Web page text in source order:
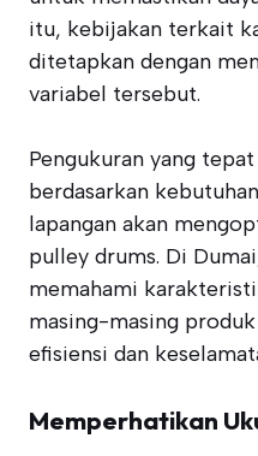
itu, kebijakan terkait
ditetapkan dengan
variabel tersebut.
Pengukuran yang
berdasarkan
lapangan akan
pulley drums. Di
memahami
masing-masing
efisiensi dan
Memperhatikan